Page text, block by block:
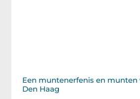
Een muntenerfenis en munten
Den Haag